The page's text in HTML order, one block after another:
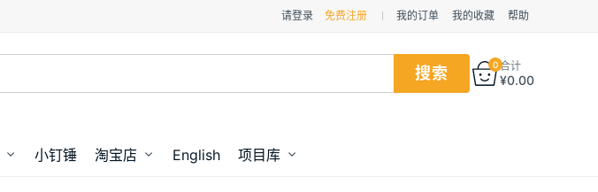
请登录 免费注册 我的订单 我的收藏 帮助
0合计
¥0.00
小钉锤 淘宝店 English 项目库